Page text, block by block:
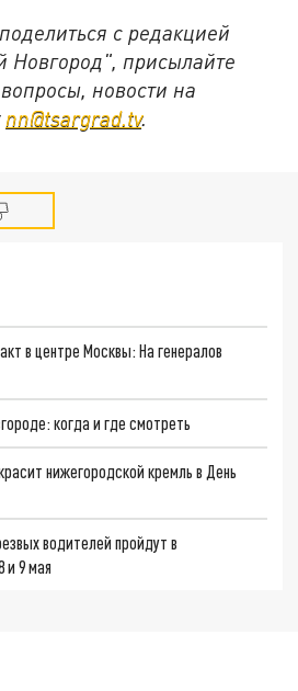
с редакцией
Новгород", присылайте
новости на
nn@tsargrad.tv.
в центре Москвы: На генералов
когда и где смотреть
нижегородской кремль в День
водителей пройдут в
и 9 мая